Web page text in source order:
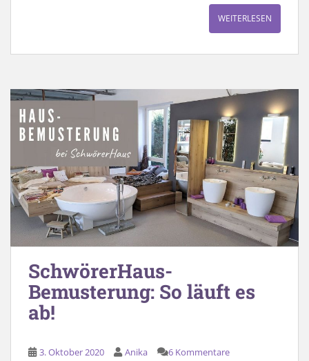
WEITERLESEN
SchwörerHaus-
Bemusterung: So läuft es
ab!
3. Oktober 2020 Anika 6 Kommentare